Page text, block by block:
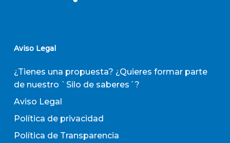
Aviso Legal
¿Tienes una propuesta? ¿Quieres formar parte
de nuestro `Silo de saberes´?
Aviso Legal
Política de privacidad
Política de Transparencia